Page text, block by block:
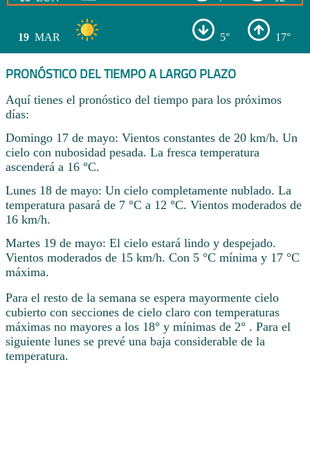
19 MAR 5° 17°
PRONÓSTICO DEL TIEMPO A LARGO PLAZO
Aquí tienes el pronóstico del tiempo para los próximos
días:
Domingo 17 de mayo: Vientos constantes de 20 km/h. Un
cielo con nubosidad pesada. La fresca temperatura
ascenderá a 16 °C.
Lunes 18 de mayo: Un cielo completamente nublado. La
temperatura pasará de 7 °C a 12 °C. Vientos moderados de
16 km/h.
Martes 19 de mayo: El cielo estará lindo y despejado.
Vientos moderados de 15 km/h. Con 5 °C mínima y 17 °C
máxima.
Para el resto de la semana se espera mayormente cielo
cubierto con secciones de cielo claro con temperaturas
máximas no mayores a los 18° y mínimas de 2° . Para el
siguiente lunes se prevé una baja considerable de la
temperatura.